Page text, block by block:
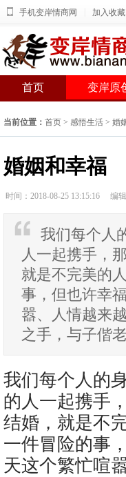
手机变岸情商网 加入收藏
首页 变岸原
当前位置： 首页 > 感悟生活 > 婚
婚姻和幸福
时间：2018-08-25 13:15:16 编辑
我们每个人
人一起携手，
就是不完美的
事，但也许幸
嚣、人情越来
之手，与子偕
我们每个人的
的人一起携手
结婚，就是不
一件冒险的事
天这个繁忙喧